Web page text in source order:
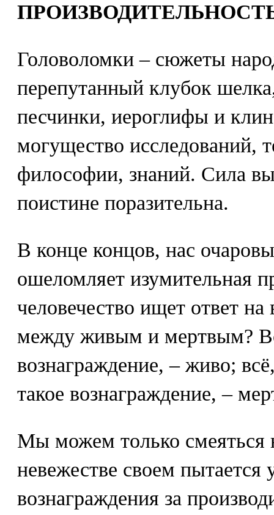
Головоломки – сюжеты
перепутанный клубок
песчинки, иероглифы и
могущество исследований,
философии, знаний. Сила
поистине поразительна.
В конце концов, нас
ошеломляет изумительная
человечество ищет ответ
между живым и мертвым?
вознаграждение, – живо;
такое вознаграждение, –
Мы можем только смеяться
невежестве своем пытается
вознаграждения за